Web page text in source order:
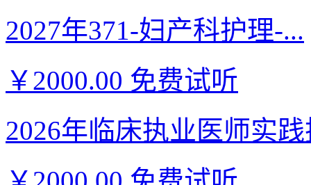
2027年371-妇产科护理-...
￥2000.00 免费试听
2026年临床执业医师实